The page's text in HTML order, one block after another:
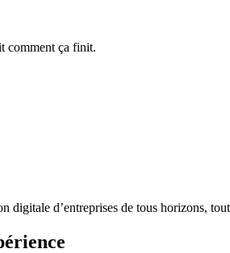
comment ça finit.
d’entreprises de tous horizons,